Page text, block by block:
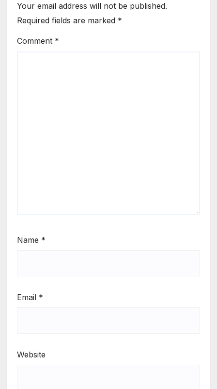
Your email address will not be published.
Required fields are marked *
Comment *
Name *
Email *
Website